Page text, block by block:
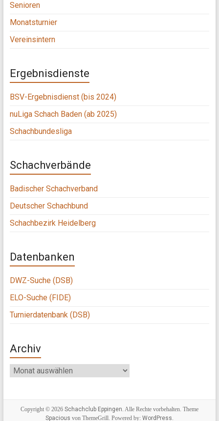
Senioren
Monatsturnier
Vereinsintern
Ergebnisdienste
BSV-Ergebnisdienst (bis 2024)
nuLiga Schach Baden (ab 2025)
Schachbundesliga
Schachverbände
Badischer Schachverband
Deutscher Schachbund
Schachbezirk Heidelberg
Datenbanken
DWZ-Suche (DSB)
ELO-Suche (FIDE)
Turnierdatenbank (DSB)
Archiv
Archiv
Copyright © 2026 Schachclub Eppingen. Alle Rechte vorbehalten. Theme
Spacious von ThemeGrill. Powered by: WordPress.